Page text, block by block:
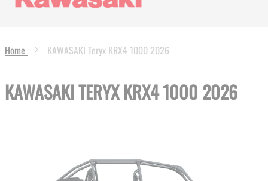
Home KAWASAKI Teryx KRX4 1000 2026
KAWASAKI TERYX KRX4 1000 2026